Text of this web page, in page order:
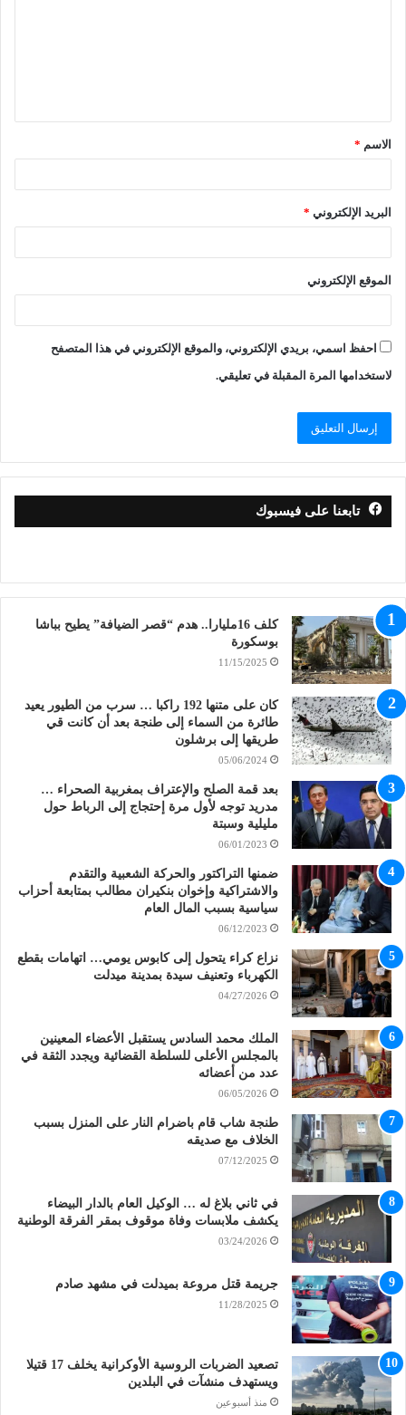
الاسم *
البريد الإلكتروني *
الموقع الإلكتروني
احفظ اسمي، بريدي الإلكتروني، والموقع الإلكتروني في هذا المتصفح
لاستخدامها المرة المقبلة في تعليقي.
تابعنا على فيسبوك
كلف 16مليارا.. هدم “قصر الضيافة” يطيح بباشا
بوسكورة
11/15/2025
كان على متنها 192 راكبا … سرب من الطيور يعيد
طائرة من السماء إلى طنجة بعد أن كانت قي
طريقها إلى برشلون
05/06/2024
بعد قمة الصلح والإعتراف بمغربية الصحراء …
مدريد توجه لأول مرة إحتجاج إلى الرباط حول
مليلية وسبتة
06/01/2023
ضمنها التراكتور والحركة الشعبية والتقدم
والاشتراكية وإخوان بنكيران مطالب بمتابعة أحزاب
سياسية بسبب المال العام
06/12/2023
نزاع كراء يتحول إلى كابوس يومي… اتهامات بقطع
الكهرباء وتعنيف سيدة بمدينة ميدلت
04/27/2026
الملك محمد السادس يستقبل الأعضاء المعينين
بالمجلس الأعلى للسلطة القضائية ويجدد الثقة في
عدد من أعضائه
06/05/2026
طنجة شاب قام باضرام النار على المنزل بسبب
الخلاف مع صديقه
07/12/2025
في ثاني بلاغ له … الوكيل العام بالدار البيضاء
يكشف ملابسات وفاة موقوف بمقر الفرقة الوطنية
03/24/2026
جريمة قتل مروعة بميدلت في مشهد صادم
11/28/2025
تصعيد الضربات الروسية الأوكرانية يخلف 17 قتيلا
ويستهدف منشآت في البلدين
منذ أسبوعين